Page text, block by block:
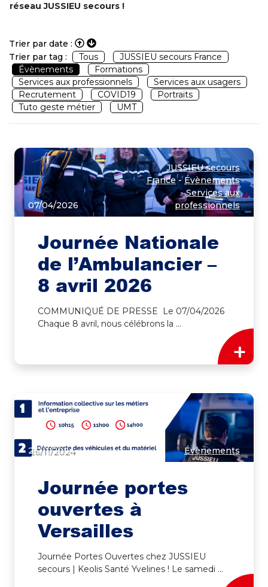
réseau JUSSIEU secours !
Trier par date :
Trier par tag :
Tous
JUSSIEU secours France
Évènements
Formations
Services aux professionnels
Services aux usagers
Recrutement
COVID19
Portraits
Tuto geste métier
UMT
07/04/2026
JUSSIEU secours
France-Évènements
-Services aux
professionnels
Journée Nationale
de l’Ambulancier –
8 avril 2026
+
COMMUNIQUÉ DE PRESSE Le 07/04/2026
Chaque 8 avril, nous célébrons la ...
26/11/2024 Évènements
Journée portes
ouvertes à
Versailles
Journée Portes Ouvertes chez JUSSIEU
secours | Keolis Santé Yvelines ! Le samedi ...